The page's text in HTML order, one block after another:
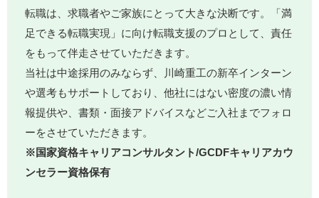
転職は、求職者やご家族にとって大きな決断です。「満
足できる転職実現」に向け転職支援のプロとして、責任
をもって伴走させていただきます。
当社は中途採用のみならず、川崎重工の新卒インターン
や選考もサポートしており、他社にはない密度の濃い情
報提供や、書類・面接アドバイスなどご入社までフォロ
ーをさせていただきます。
※国家資格キャリアコンサルタント/GCDFキャリアカウ
ンセラー資格保有